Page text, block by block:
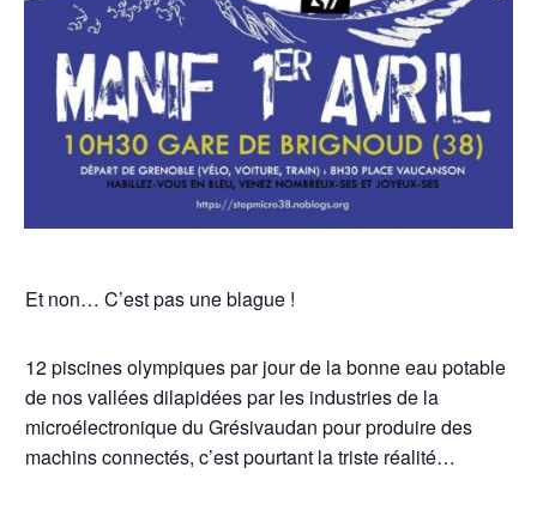
Et non… C’est pas une blague !
12 piscines olympiques par jour de la bonne eau potable
de nos vallées dilapidées par les industries de la
microélectronique du Grésivaudan pour produire des
machins connectés, c’est pourtant la triste réalité…